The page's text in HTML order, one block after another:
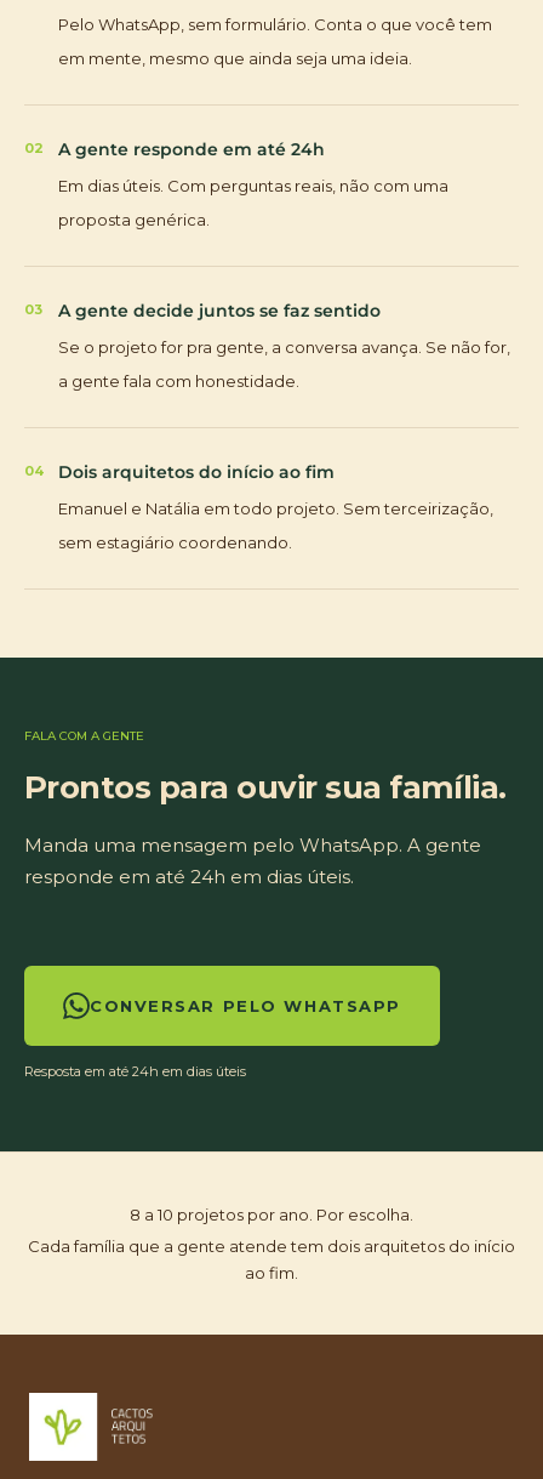
Pelo WhatsApp, sem formulário. Conta o que você tem
em mente, mesmo que ainda seja uma ideia.
02 A gente responde em até 24h
Em dias úteis. Com perguntas reais, não com uma
proposta genérica.
03 A gente decide juntos se faz sentido
Se o projeto for pra gente, a conversa avança. Se não for,
a gente fala com honestidade.
04 Dois arquitetos do início ao fim
Emanuel e Natália em todo projeto. Sem terceirização,
sem estagiário coordenando.
FALA COM A GENTE
Prontos para ouvir sua família.
Manda uma mensagem pelo WhatsApp. A gente
responde em até 24h em dias úteis.
CONVERSAR PELO WHATSAPP
Resposta em até 24h em dias úteis
8 a 10 projetos por ano. Por escolha.
Cada família que a gente atende tem dois arquitetos do início
ao fim.